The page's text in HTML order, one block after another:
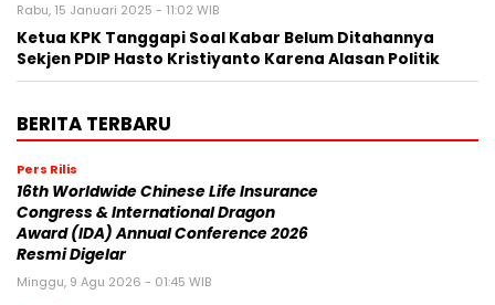
Rabu, 15 Januari 2025 - 11:02 WIB
Ketua KPK Tanggapi Soal Kabar Belum Ditahannya
Sekjen PDIP Hasto Kristiyanto Karena Alasan Politik
BERITA TERBARU
Pers Rilis
16th Worldwide Chinese Life Insurance
Congress & International Dragon
Award (IDA) Annual Conference 2026
Resmi Digelar
Minggu, 9 Agu 2026 - 01:45 WIB